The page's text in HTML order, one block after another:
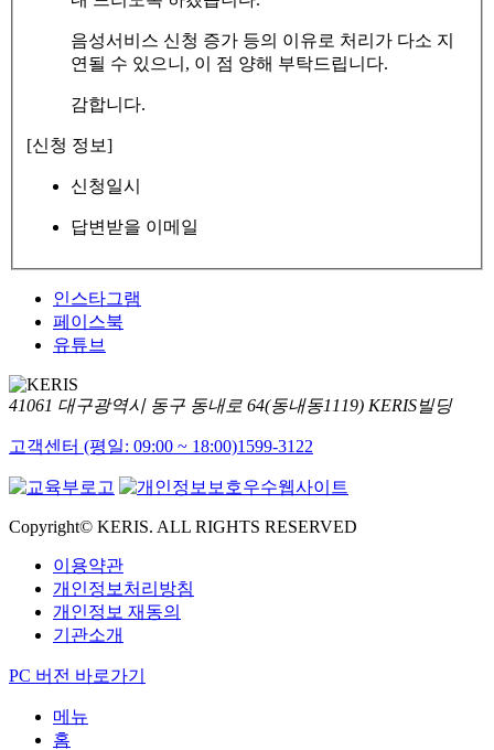
음성서비스 신청 증가 등의 이유로 처리가 다소 지
연될 수 있으니, 이 점 양해 부탁드립니다.
감합니다.
[신청 정보]
신청일시
답변받을 이메일
인스타그램
페이스북
유튜브
41061 대구광역시 동구 동내로 64(동내동1119) KERIS빌딩
고객센터 (평일: 09:00 ~ 18:00)1599-3122
Copyright© KERIS. ALL RIGHTS RESERVED
이용약관
개인정보처리방침
개인정보 재동의
기관소개
PC 버전 바로가기
메뉴
홈